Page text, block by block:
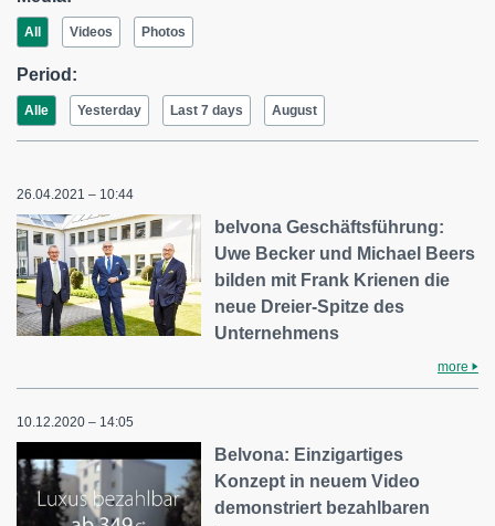
All Videos Photos
Period:
Alle Yesterday Last 7 days August
26.04.2021 – 10:44
belvona Geschäftsführung:
Uwe Becker und Michael Beers
bilden mit Frank Krienen die
neue Dreier-Spitze des
Unternehmens
more
10.12.2020 – 14:05
Belvona: Einzigartiges
Konzept in neuem Video
demonstriert bezahlbaren